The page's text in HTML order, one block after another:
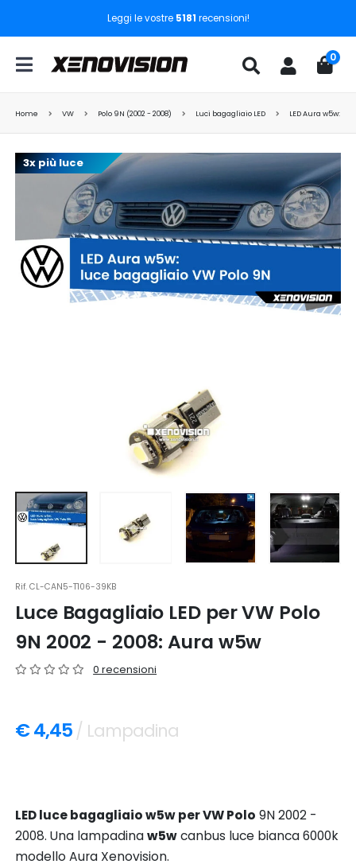
Leggi le vostre 5181 recensioni!
0
Home VW Polo 9N (2002 - 2008) Luci bagagliaio LED LED Aura w5w:
3x più luce
Rif.CL-CAN5-T106-39KB
Luce Bagagliaio LED per VW Polo
9N 2002 - 2008: Aura w5w
0 recensioni
€ 4,45 / Lampadina
LED luce bagagliaio w5w per VW Polo 9N 2002 -
2008. Una lampadinaw5wcanbus luce bianca 6000k
modello Aura Xenovision.